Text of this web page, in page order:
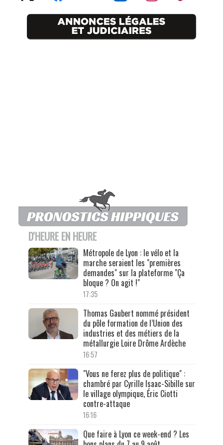
D'HEURE EN HEURE
Métropole de Lyon : le vélo et la
marche seraient les "premières
demandes" sur la plateforme "Ça
bloque ? On agit !"
17:35
Thomas Gaubert nommé président
du pôle formation de l’Union des
industries et des métiers de la
métallurgie Loire Drôme Ardèche
16:57
"Vous ne ferez plus de politique" :
chambré par Cyrille Isaac-Sibille sur
le village olympique, Éric Ciotti
contre-attaque
16:16
Que faire à Lyon ce week-end ? Les